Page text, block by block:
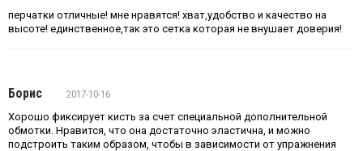
перчатки отличные! мне нравятся! хват,удобство и качество на
высоте! единственное,так это сетка которая не внушает доверия!
Борис
2017-10-16
Хорошо фиксирует кисть за счет специальной дополнительной
обмотки. Нравится, что она достаточно эластична, и можно
подстроить таким образом, чтобы в зависимости от упражнения